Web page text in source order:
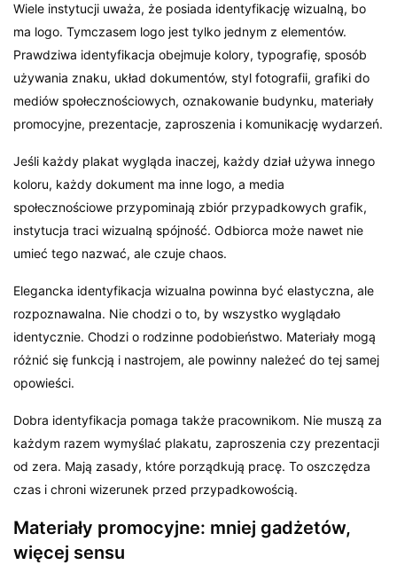
Wiele instytucji uważa, że posiada identyfikację wizualną, bo
ma logo. Tymczasem logo jest tylko jednym z elementów.
Prawdziwa identyfikacja obejmuje kolory, typografię, sposób
używania znaku, układ dokumentów, styl fotografii, grafiki do
mediów społecznościowych, oznakowanie budynku, materiały
promocyjne, prezentacje, zaproszenia i komunikację wydarzeń.
Jeśli każdy plakat wygląda inaczej, każdy dział używa innego
koloru, każdy dokument ma inne logo, a media
społecznościowe przypominają zbiór przypadkowych grafik,
instytucja traci wizualną spójność. Odbiorca może nawet nie
umieć tego nazwać, ale czuje chaos.
Elegancka identyfikacja wizualna powinna być elastyczna, ale
rozpoznawalna. Nie chodzi o to, by wszystko wyglądało
identycznie. Chodzi o rodzinne podobieństwo. Materiały mogą
różnić się funkcją i nastrojem, ale powinny należeć do tej samej
opowieści.
Dobra identyfikacja pomaga także pracownikom. Nie muszą za
każdym razem wymyślać plakatu, zaproszenia czy prezentacji
od zera. Mają zasady, które porządkują pracę. To oszczędza
czas i chroni wizerunek przed przypadkowością.
Materiały promocyjne: mniej gadżetów,
więcej sensu